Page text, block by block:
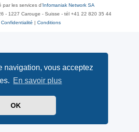
navigation, vous acceptez
En savoir plus
OK
par les services d’ Infomaniak Network SA
- 1227 Carouge - Suisse - tél +41 22 820 35 44
Confidentialité
Conditions